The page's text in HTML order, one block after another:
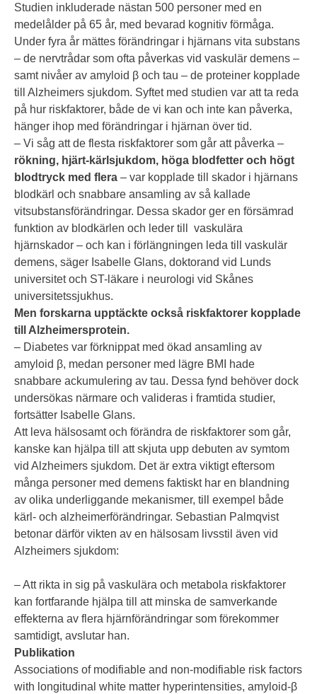
Studien inkluderade nästan 500 personer med en
medelålder på 65 år, med bevarad kognitiv förmåga.
Under fyra år mättes förändringar i hjärnans vita substans
– de nervtrådar som ofta påverkas vid vaskulär demens –
samt nivåer av amyloid β och tau – de proteiner kopplade
till Alzheimers sjukdom. Syftet med studien var att ta reda
på hur riskfaktorer, både de vi kan och inte kan påverka,
hänger ihop med förändringar i hjärnan över tid.
– Vi såg att de flesta riskfaktorer som går att påverka –
rökning, hjärt-kärlsjukdom, höga blodfetter och högt
blodtryck med flera – var kopplade till skador i hjärnans
blodkärl och snabbare ansamling av så kallade
vitsubstansförändringar. Dessa skador ger en försämrad
funktion av blodkärlen och leder till vaskulära
hjärnskador – och kan i förlängningen leda till vaskulär
demens, säger Isabelle Glans, doktorand vid Lunds
universitet och ST-läkare i neurologi vid Skånes
universitetssjukhus.
Men forskarna upptäckte också riskfaktorer kopplade
till Alzheimersprotein.
– Diabetes var förknippat med ökad ansamling av
amyloid β, medan personer med lägre BMI hade
snabbare ackumulering av tau. Dessa fynd behöver dock
undersökas närmare och valideras i framtida studier,
fortsätter Isabelle Glans.
Att leva hälsosamt och förändra de riskfaktorer som går,
kanske kan hjälpa till att skjuta upp debuten av symtom
vid Alzheimers sjukdom. Det är extra viktigt eftersom
många personer med demens faktiskt har en blandning
av olika underliggande mekanismer, till exempel både
kärl- och alzheimerförändringar. Sebastian Palmqvist
betonar därför vikten av en hälsosam livsstil även vid
Alzheimers sjukdom:
– Att rikta in sig på vaskulära och metabola riskfaktorer
kan fortfarande hjälpa till att minska de samverkande
effekterna av flera hjärnförändringar som förekommer
samtidigt, avslutar han.
Publikation
Associations of modifiable and non-modifiable risk factors
with longitudinal white matter hyperintensities, amyloid-β